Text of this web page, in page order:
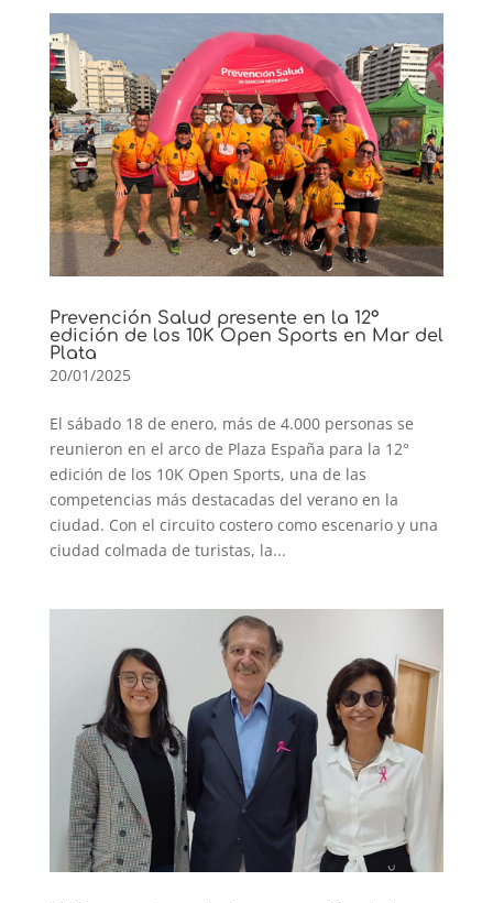
Prevención Salud presente en la 12°
edición de los 10K Open Sports en Mar del
Plata
20/01/2025
El sábado 18 de enero, más de 4.000 personas se
reunieron en el arco de Plaza España para la 12°
edición de los 10K Open Sports, una de las
competencias más destacadas del verano en la
ciudad. Con el circuito costero como escenario y una
ciudad colmada de turistas, la...